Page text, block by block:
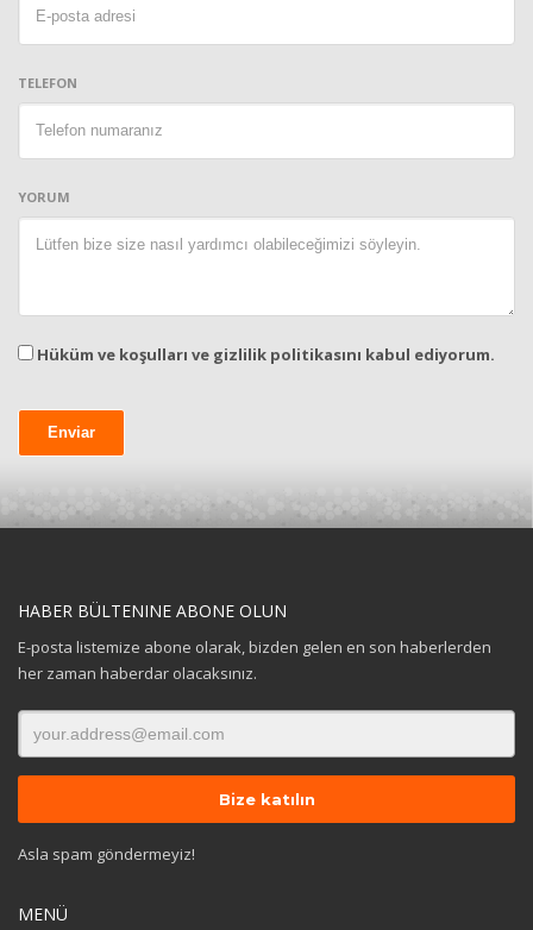
TELEFON
YORUM
Hüküm ve koşulları ve gizlilik politikasını kabul ediyorum.
HABER BÜLTENINE ABONE OLUN
E-posta listemize abone olarak, bizden gelen en son haberlerden
her zaman haberdar olacaksınız.
Asla spam göndermeyiz!
MENÜ